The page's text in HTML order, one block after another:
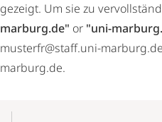
gezeigt. Um sie zu
marburg.de" or "uni-
musterfr@staff.uni-
marburg.de.